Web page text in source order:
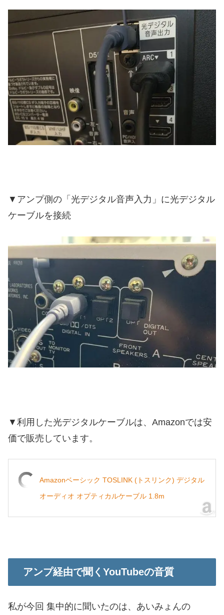
▼アンプ側の「光デジタル音声入力」に光デジタル
ケーブルを接続
▼利用した光デジタルケーブルは、Amazonでは安
価で販売しています。
Amazonベーシック TOSLINK (トスリンク) デジタル
オーディオ オプティカルケーブル 1.8m
アンプ経由で聞くYouTubeの音質
私が今回 集中的に聞いたのは、あいみょんの